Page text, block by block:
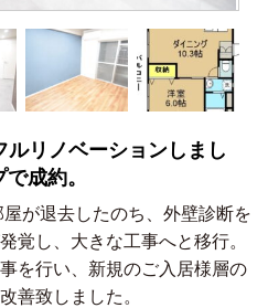
リノベーションしまし
成約。
屋が退去したのち、外壁診断を
覚し、大きな工事へと移行。
を行い、新規のご入居様層の
善致しました。